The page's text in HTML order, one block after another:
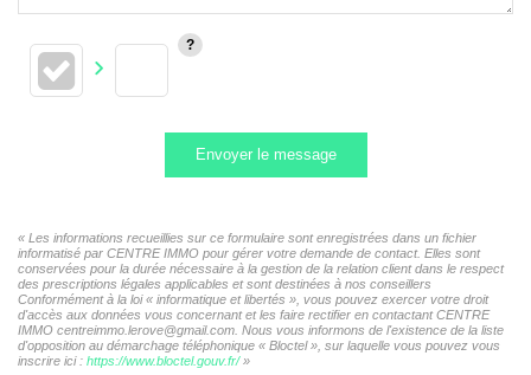
Envoyer le message
« Les informations recueillies sur ce formulaire sont enregistrées dans un fichier
informatisé par CENTRE IMMO pour gérer votre demande de contact. Elles sont
conservées pour la durée nécessaire à la gestion de la relation client dans le respect
des prescriptions légales applicables et sont destinées à nos conseillers
Conformément à la loi « informatique et libertés », vous pouvez exercer votre droit
d'accès aux données vous concernant et les faire rectifier en contactant CENTRE
IMMO centreimmo.lerove@gmail.com. Nous vous informons de l'existence de la liste
d'opposition au démarchage téléphonique « Bloctel », sur laquelle vous pouvez vous
inscrire ici : https://www.bloctel.gouv.fr/»